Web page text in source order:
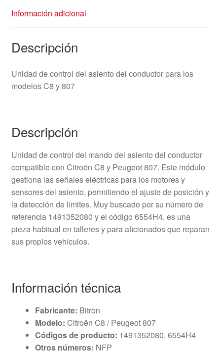
Información adicional
Descripción
Unidad de control del asiento del conductor para los
modelos C8 y 807
Descripción
Unidad de control del mando del asiento del conductor
compatible con Citroën C8 y Peugeot 807. Este módulo
gestiona las señales eléctricas para los motores y
sensores del asiento, permitiendo el ajuste de posición y
la detección de límites. Muy buscado por su número de
referencia 1491352080 y el código 6554H4, es una
pieza habitual en talleres y para aficionados que reparan
sus propios vehículos.
Información técnica
Fabricante: Bitron
Modelo: Citroën C8 / Peugeot 807
Códigos de producto: 1491352080, 6554H4
Otros números: NFP